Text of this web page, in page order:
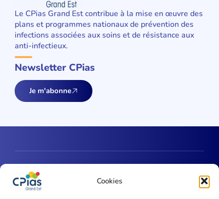
Cookies
Le CPias Grand Est contribue à la mise en œuvre des
plans et programmes nationaux de prévention des
infections associées aux soins et de résistance aux
anti-infectieux.
Newsletter CPias
Je m'abonne
Une question ?